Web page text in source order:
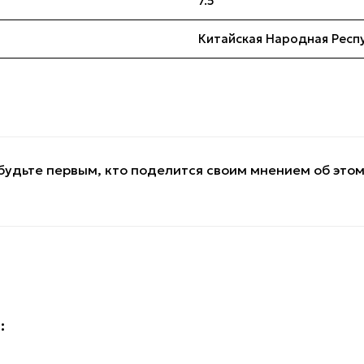
Китайская Народная
первым, кто поделится своим мнением об этом